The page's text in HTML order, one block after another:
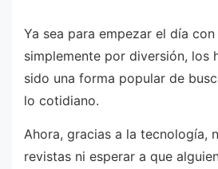
Ya sea para empezar el día
simplemente por diversión, los
sido una forma popular de
lo cotidiano.
Ahora, gracias a la tecnología,
revistas ni esperar a que